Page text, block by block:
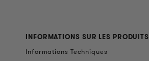
INFORMATIONS SUR LES PRODUITS
Informations Techniques